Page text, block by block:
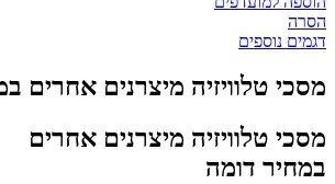
הסרה
דגמים נוספים
מסכי טלוויזיה מיצרנים אחרים
מסכי טלוויזיה מיצרנים אחרים
במחיר דומה